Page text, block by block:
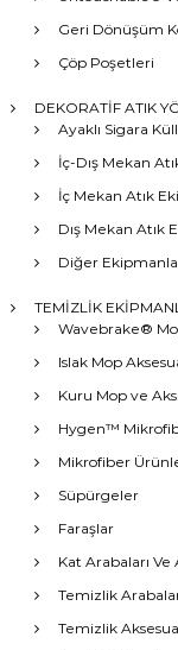
Geri Dönüşüm
Çöp Poşetleri
DEKORATİF ATIK
Ayaklı Sigara
İç-Dış Mekan
İç Mekan Atık
Dış Mekan Atık
Diğer
TEMİZLİK
Wavebrake®
Islak Mop
Kuru Mop ve
Hygen™
Mikrofiber
Süpürgeler
Faraşlar
Kat Arabaları Ve
Temizlik
Temizlik